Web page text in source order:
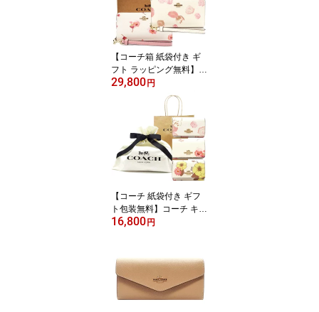
財布【シャネル サイフ】
【ブランド】【楽ギフ_
包装】【02P01Oct16】
【コーチ箱 紙袋付き ギ
フト ラッピング無料】コ
ーチ 財布 COACH 長財
布 フローラルプリント
花柄 アコーディオン長財
布 CR-625 C4455 IMCA
H COACH【新作 新品 限
定モデル】【COACH コ
ーチ】【サイフ さいふ】
【楽ギフ_包装】【コン
す楽】
29,800 円
【コーチ 紙袋付き ギフ
ト包装無料】コーチ キー
ケース フローラルプリン
79 ICI799 IMCAH 【COA
CH コーチ 】【ブランド
キーケース】【新作モデ
ル・新品】【楽ギフ_包
16,800 円